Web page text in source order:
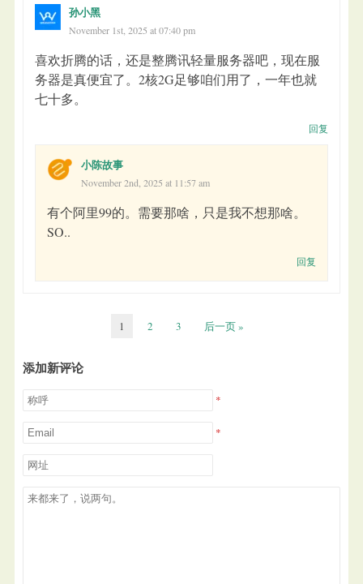
孙小黑
November 1st, 2025 at 07:40 pm
喜欢折腾的话，还是整腾讯轻量服务器吧，现在服
务器是真便宜了。2核2G足够咱们用了，一年也就
七十多。
回复
小陈故事
November 2nd, 2025 at 11:57 am
有个阿里99的。需要那啥，只是我不想那啥。
SO..
回复
1 2 3 后一页 »
添加新评论